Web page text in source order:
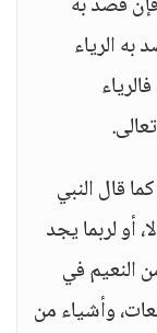
الرياء
قال النبي
أو لربما يجد
النعيم في
وأشياء من